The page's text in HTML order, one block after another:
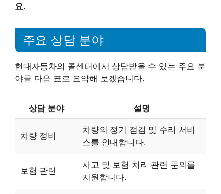
요.
주요 상담 분야
현대자동차의 콜센터에서 상담받을 수 있는 주요 분
야를 다음 표로 요약해 보겠습니다.
상담 분야 설명
차량 정비
차량의 정기 점검 및 수리 서비
스를 안내합니다.
보험 관련
사고 및 보험 처리 관련 문의를
지원합니다.